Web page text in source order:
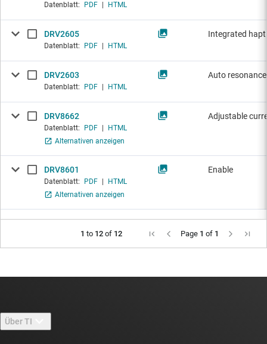
Datenblatt: PDF HTML
DRV2605
Datenblatt: PDF HTML
Integrated
DRV2603
Datenblatt: PDF HTML
Auto resonance
DRV8662
Datenblatt: PDF
HTML
Alternativen anzeigen
Adjustable
DRV8601
Datenblatt: PDF
HTML
Alternativen anzeigen
Enable
1 to 12 of 12 Page 1 of 1
Über TI